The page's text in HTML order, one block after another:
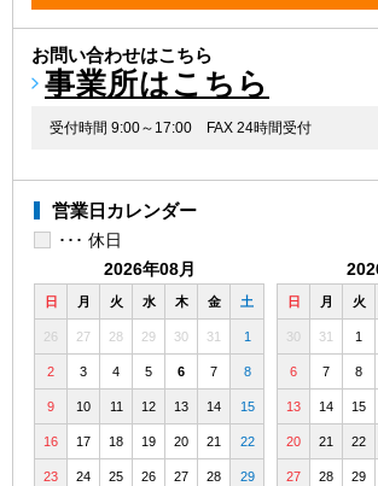
お問い合わせはこちら
事業所はこちら
受付時間 9:00～17:00 FAX 24時間受付
営業日カレンダー
･･･ 休日
2026年08月
日 月 火 水 木 金 土
26 27 28 29 30 31 1
2 3 4 5 6 7 8
9 10 11 12 13 14 15
16 17 18 19 20 21 22
23 24 25 26 27 28 29
日 月 火
30 31 1
6 7 8
13 14 15
20 21 22
27 28 29